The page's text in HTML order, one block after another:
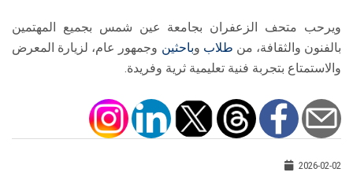
ويرحب متحف الزعفران بجامعة عين شمس بجميع المهتمين
بالفنون والثقافة، من طلاب وباحثين وجمهور عام، لزيارة المعرض
والاستمتاع بتجربة فنية تعليمية ثرية وفريدة.
2026-02-02